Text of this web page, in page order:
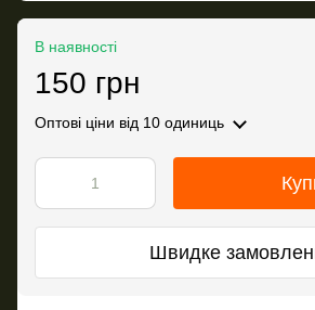
В наявності
150 грн
Оптові ціни від 10 одиниць
Швидке